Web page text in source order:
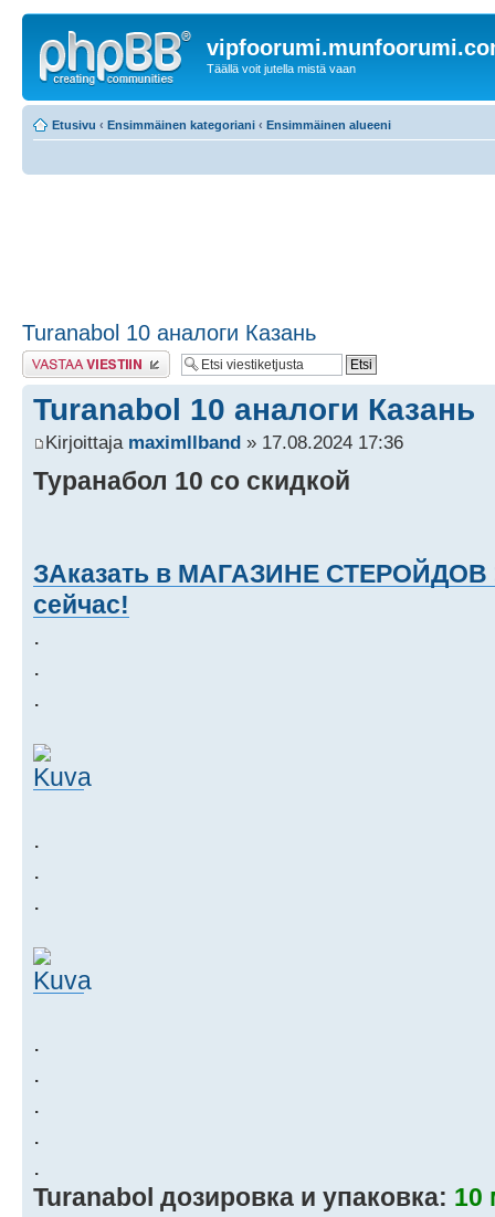
Täällä voit jutella mistä vaan
Etusivu ‹ Ensimmäinen kategoriani ‹ Ensimmäinen alueeni
Turanabol 10 аналоги Казань
Lähetä vastaus
Turanabol 10 аналоги Казань
Kirjoittaja maximllband » 17.08.2024 17:36
Туранабол 10 со скидкой
ЗАказать в МАГАЗИНЕ СТЕРОЙДОВ
сейчас!
.
.
.
.
.
.
.
.
.
.
.
Turanabol дозировка и упаковка: 10